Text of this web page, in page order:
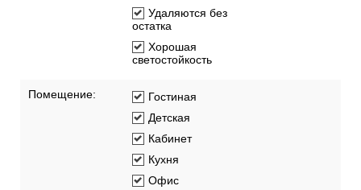
Удаляются без
остатка
Хорошая
светостойкость
Помещение:
Гостиная
Детская
Кабинет
Кухня
Офис